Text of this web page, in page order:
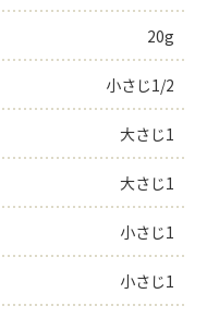
20g
小さじ1/2
大さじ1
大さじ1
小さじ1
小さじ1